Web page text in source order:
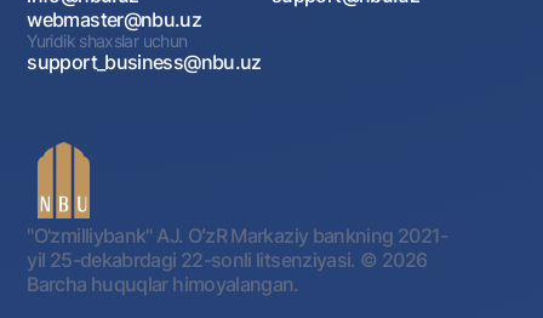
webmaster@nbu.uz
Yuridik shaxslar uchun
support_business@nbu.uz
"O'zmilliybank" AJ. OʻzR Markaziy bankning 2021-
yil 25-dekabrdagi 22-sonli litsenziyasi. © 2026
Barcha huquqlar himoyalangan.